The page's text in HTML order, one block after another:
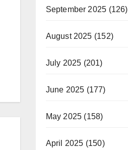
September 2025 (126)
August 2025 (152)
July 2025 (201)
June 2025 (177)
May 2025 (158)
April 2025 (150)